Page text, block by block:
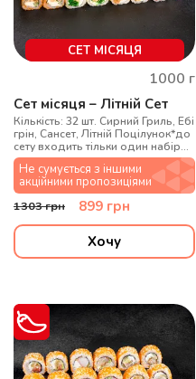
СЕТ МІСЯЦЯ
1000 г
Сет місяця – Літній Сет
Кількість: 32 шт. Сирний Гриль, Ебі
грін, Сансет, Літній Поцілунок*до
сету входить тільки один набір
для суш
Не сумується з іншими
акційними пропозиціями
1303грн 899 грн
Хочу